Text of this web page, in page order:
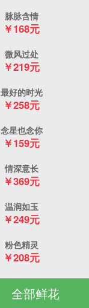
脉脉含情
￥168元
微风过处
￥219元
最好的时光
￥258元
念星也念你
￥159元
情深意长
￥369元
温润如玉
￥249元
粉色精灵
￥208元
灿若星辰
￥258元
全部鲜花